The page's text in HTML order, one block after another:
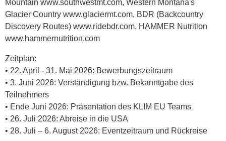
Mountain www.southwestmt.com, Western Montana's
Glacier Country www.glaciermt.com, BDR (Backcountry
Discovery Routes) www.ridebdr.com, HAMMER Nutrition
www.hammernutrition.com
Zeitplan:
• 22. April - 31. Mai 2026: Bewerbungszeitraum
• 3. Juni 2026: Verständigung bzw. Bekanntgabe des
Teilnehmers
• Ende Juni 2026: Präsentation des KLIM EU Teams
• 26. Juli 2026: Abreise in die USA
• 28. Juli – 6. August 2026: Eventzeitraum und Rückreise